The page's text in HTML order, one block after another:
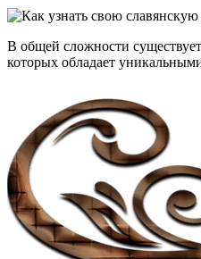
В общей сложности
которых обладает